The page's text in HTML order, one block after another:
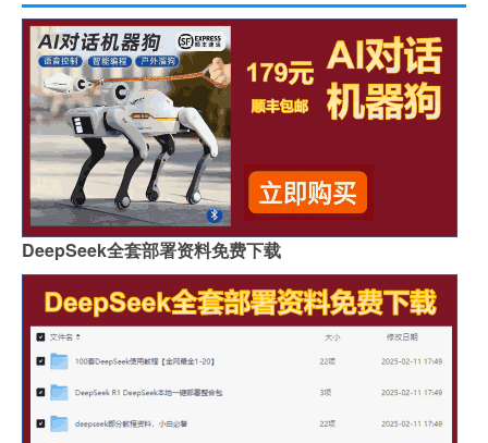
DeepSeek全套部署资料免费下载